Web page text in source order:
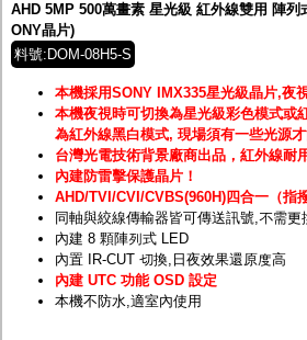
AHD 5MP 500萬畫素 星光級 紅外線雙用 陣列
ONY晶片)
料號:DOM-08H5-S
本機採用SONY IMX335星光級晶片,夜
本機夜視時可切換為星光級彩色模式或
為紅外線黑白模式, 現場須有一些光源
台灣光電技術背景廠商出品，紅外線耐
內建防雷擊保護晶片！
AHD/TVI/CVI/CVBS(960H)四合一（指
同軸與絞線傳輸器皆可傳送訊號,不需更
內建 8 顆陣列式 LED
內置 IR-CUT 切換,日夜效果還原度高
內建 UTC 功能 OSD 設定
本機不防水,適室內使用